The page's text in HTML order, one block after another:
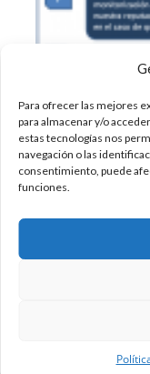
Para ofrecer las mejores
para almacenar y/o
estas tecnologías nos
navegación o las
consentimiento, puede
funciones.